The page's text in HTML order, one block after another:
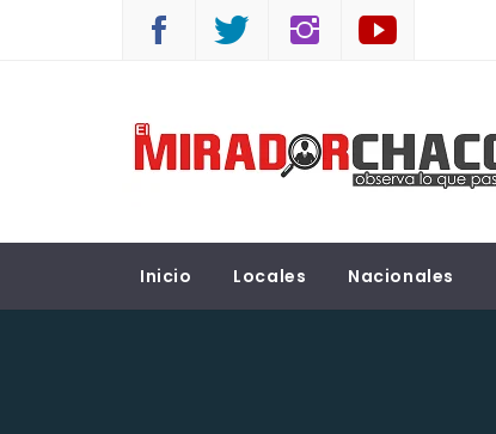
EL MIRADOR CHACO
Inicio Locales Nacionales